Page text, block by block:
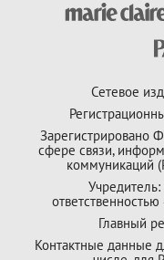
Сетевое
Зарегистрировано
сфере связи,
коммуникаций
Главный
Контактные данные